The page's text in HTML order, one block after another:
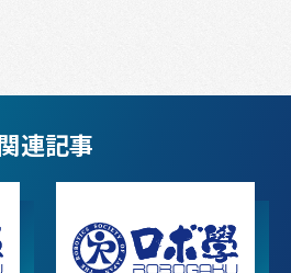
関連記事